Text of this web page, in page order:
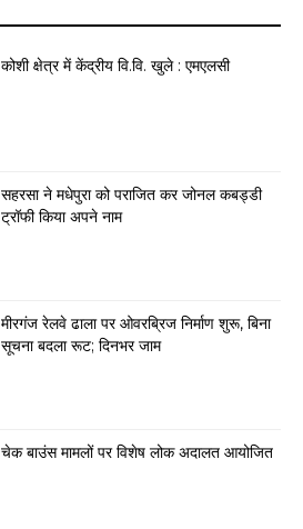
कोशी क्षेत्र में केंद्रीय वि.वि. खुले : एमएलसी
सहरसा ने मधेपुरा को पराजित कर जोनल कबड्डी
ट्रॉफी किया अपने नाम
मीरगंज रेलवे ढाला पर ओवरब्रिज निर्माण शुरू, बिना
सूचना बदला रूट; दिनभर जाम
चेक बाउंस मामलों पर विशेष लोक अदालत आयोजित